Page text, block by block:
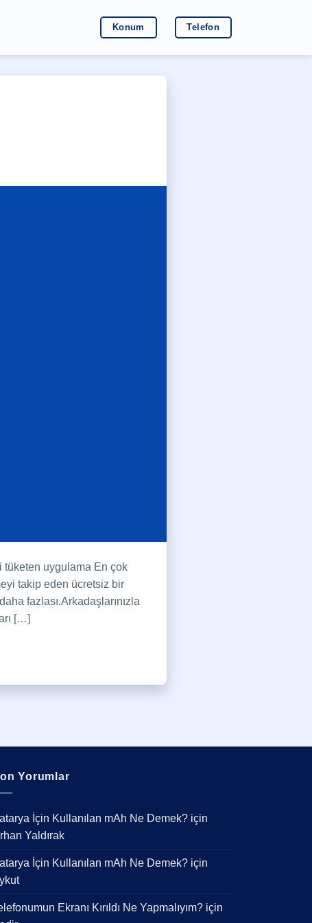
Konum Telefon
tüketen uygulama En çok
takip eden ücretsiz bir
fazlası.Arkadaşlarınızla
[…]
Yorumlar
İçin Kullanılan mAh Ne Demek? için
Yaldırak
İçin Kullanılan mAh Ne Demek? için
Ekranı Kırıldı Ne Yapmalıyım? için